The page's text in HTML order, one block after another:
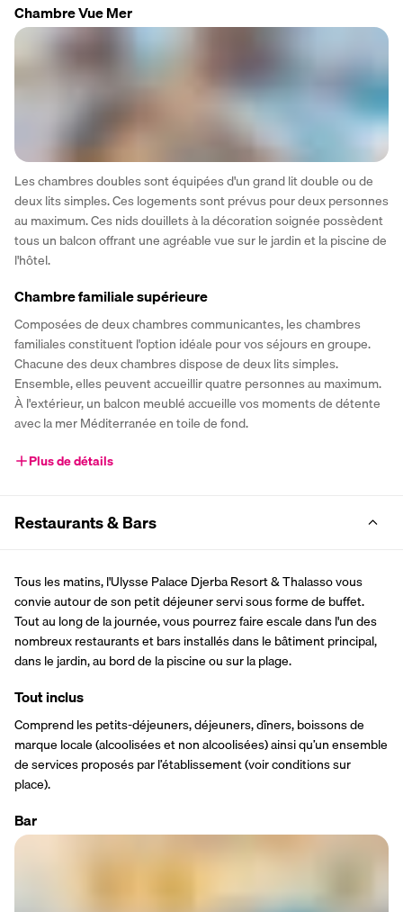
Chambre Vue Mer
Les chambres doubles sont équipées d'un grand lit double ou de
deux lits simples. Ces logements sont prévus pour deux personnes
au maximum. Ces nids douillets à la décoration soignée possèdent
tous un balcon offrant une agréable vue sur le jardin et la piscine de
l'hôtel.
Chambre familiale supérieure
Composées de deux chambres communicantes, les chambres
familiales constituent l'option idéale pour vos séjours en groupe.
Chacune des deux chambres dispose de deux lits simples.
Ensemble, elles peuvent accueillir quatre personnes au maximum.
À l'extérieur, un balcon meublé accueille vos moments de détente
avec la mer Méditerranée en toile de fond.
Plus de détails
Restaurants & Bars
Tous les matins, l'Ulysse Palace Djerba Resort & Thalasso vous
convie autour de son petit déjeuner servi sous forme de buffet.
Tout au long de la journée, vous pourrez faire escale dans l'un des
nombreux restaurants et bars installés dans le bâtiment principal,
dans le jardin, au bord de la piscine ou sur la plage.
Tout inclus
Comprend les petits-déjeuners, déjeuners, dîners, boissons de
marque locale (alcoolisées et non alcoolisées) ainsi qu’un ensemble
de services proposés par l’établissement (voir conditions sur
place).
Bar